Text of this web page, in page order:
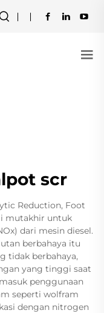
scr
Reduction, Foot
mutakhir untuk
dari mesin diesel.
berbahaya itu
tidak berbahaya,
yang tinggi saat
penggunaan
seperti wolfram
dengan nitrogen